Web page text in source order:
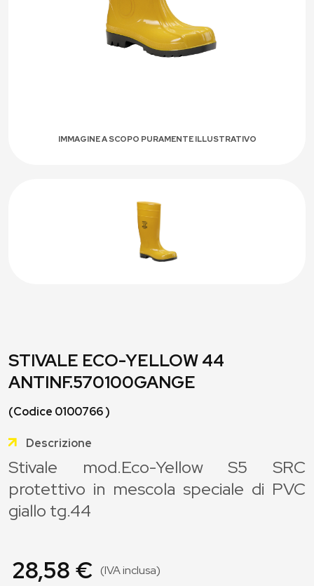
IMMAGINE A SCOPO PURAMENTE ILLUSTRATIVO
STIVALE ECO-YELLOW 44
ANTINF.570100GANGE
(Codice 0100766 )
Descrizione
Stivale mod.Eco-Yellow S5 SRC
protettivo in mescola speciale di PVC
giallo tg.44
28,58 € (IVA inclusa)